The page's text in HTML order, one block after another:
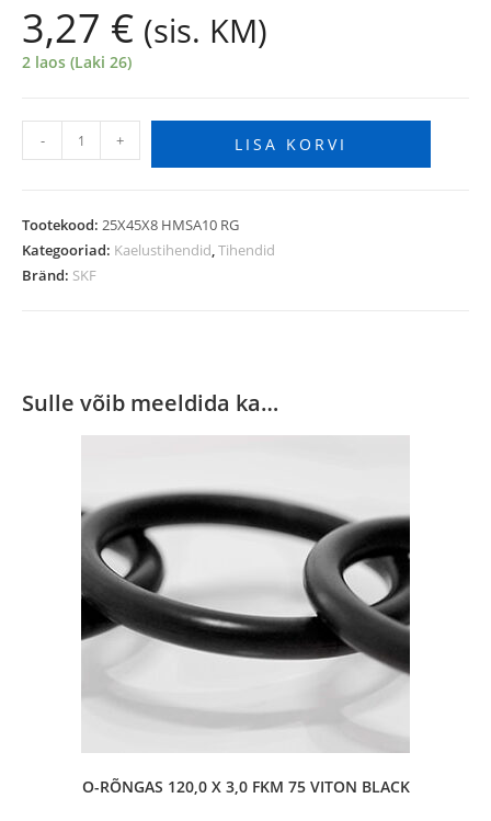
3,27 € (sis. KM)
2 laos (Laki 26)
- + LISA KORVI
Tootekood: 25X45X8 HMSA10 RG
Kategooriad: Kaelustihendid,Tihendid
Bränd: SKF
Sulle võib meeldida ka…
O-RÕNGAS 120,0 X 3,0 FKM 75 VITON BLACK